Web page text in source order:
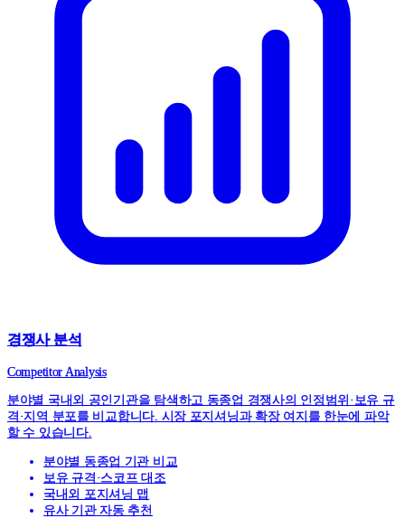
경쟁사 분석
Competitor Analysis
분야별 국내외 공인기관을 탐색하고 동종업 경쟁사의 인정범위·보유 규
격·지역 분포를 비교합니다. 시장 포지셔닝과 확장 여지를 한눈에 파악
할 수 있습니다.
분야별 동종업 기관 비교
보유 규격·스코프 대조
국내외 포지셔닝 맵
유사 기관 자동 추천